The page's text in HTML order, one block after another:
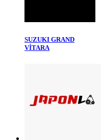
SUZUKI GRAND
VİTARA